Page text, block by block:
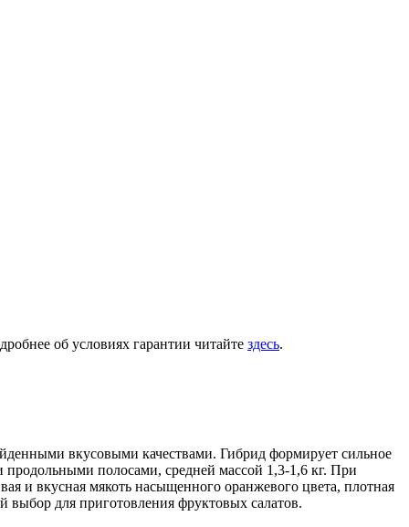
об условиях гарантии читайте здесь.
вкусовыми качествами. Гибрид формирует сильное
продольными полосами, средней массой 1,3-1,6 кг. При
и вкусная мякоть насыщенного оранжевого цвета, плотная
для приготовления фруктовых салатов.